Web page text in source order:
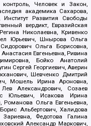
Человек и Закон,
академика Сахарова,
Развития Свободы
вердикт, Евразийская
Николаевна, Кривенко
Юрьевич, Шнырова Ольга
Ольга Борисовна,
Евгеньевна, Ривина
Бойко Анатолий
Сергей Георгиевич, Аверин
Шевченко Дмитрий
Мошель Ирина Ароновна,
Александрович, Созаев
Юльевич, Исакова Ирина
Романова Ольга Евгеньевна,
Альбертович, Халидова
Федотова Галина
Александр Маркович,